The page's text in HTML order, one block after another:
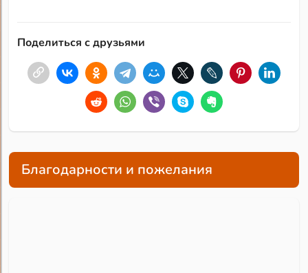
Поделиться с друзьями
Благодарности и пожелания